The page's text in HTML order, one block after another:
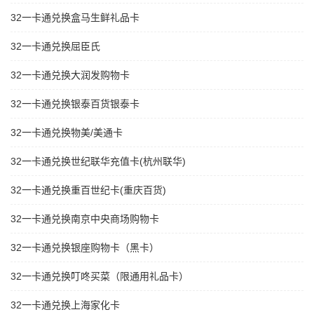
32一卡通兑换盒马生鲜礼品卡
32一卡通兑换屈臣氏
32一卡通兑换大润发购物卡
32一卡通兑换银泰百货银泰卡
32一卡通兑换物美/美通卡
32一卡通兑换世纪联华充值卡(杭州联华)
32一卡通兑换重百世纪卡(重庆百货)
32一卡通兑换南京中央商场购物卡
32一卡通兑换银座购物卡（黑卡）
32一卡通兑换叮咚买菜（限通用礼品卡）
32一卡通兑换上海家化卡